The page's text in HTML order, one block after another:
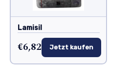
Lamisil
€6,82 Jetzt kaufen